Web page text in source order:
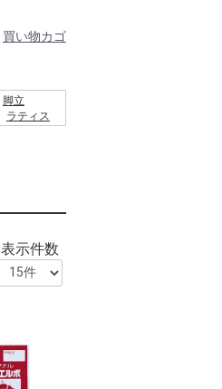
買い物カゴ
脚立
ラティス
表示件数